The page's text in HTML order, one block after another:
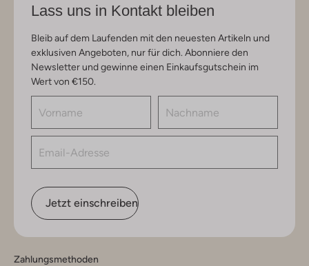
Lass uns in Kontakt bleiben
Bleib auf dem Laufenden mit den neuesten Artikeln und
exklusiven Angeboten, nur für dich. Abonniere den
Newsletter und gewinne einen Einkaufsgutschein im
Wert von €150.
Jetzt einschreiben
Zahlungsmethoden